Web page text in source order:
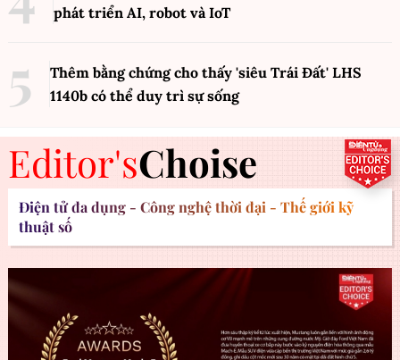
phát triển AI, robot và IoT
Thêm bằng chứng cho thấy 'siêu Trái Đất' LHS
1140b có thể duy trì sự sống
Editor'sChoise
Điện tử đa dụng - Công nghệ thời đại - Thế giới kỹ
thuật số